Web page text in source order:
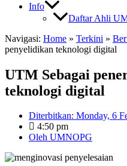
Info
Daftar Ahli
Navigasi: Home » Terkini »
penyelidikan teknologi digital
UTM Sebagai
teknologi digital
Diterbitkan: Monday, 6
4:50 pm
Oleh UMNOPG